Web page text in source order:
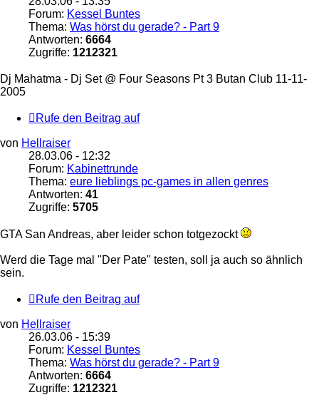
Forum: Kessel Buntes
Thema: Was hörst du gerade? - Part 9
Antworten: 6664
Zugriffe: 1212321
Dj Mahatma - Dj Set @ Four Seasons Pt 3 Butan Club 11-11-
2005
Rufe den Beitrag auf
von Hellraiser
28.03.06 - 12:32
Forum: Kabinettrunde
Thema: eure lieblings pc-games in allen genres
Antworten: 41
Zugriffe: 5705
GTA San Andreas, aber leider schon totgezockt
Werd die Tage mal "Der Pate" testen, soll ja auch so ähnlich
sein.
Rufe den Beitrag auf
von Hellraiser
26.03.06 - 15:39
Forum: Kessel Buntes
Thema: Was hörst du gerade? - Part 9
Antworten: 6664
Zugriffe: 1212321